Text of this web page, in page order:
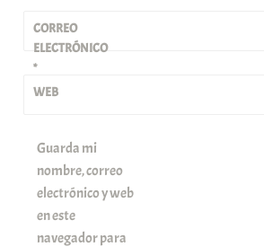
CORREO
ELECTRÓNICO
*
WEB
Guarda mi
nombre, correo
electrónico y web
en este
navegador para